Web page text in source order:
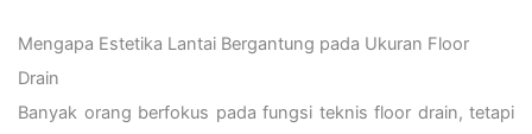
Mengapa Estetika Lantai Bergantung pada Ukuran Floor
Drain
Banyak orang berfokus pada fungsi teknis floor drain, tetapi